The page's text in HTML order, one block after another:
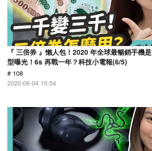
『 三倍券 』懶人包！2020 年全球最暢銷手機
型曝光！6s 再戰一年？科技小電報(6/5)
# 108
2020-06-04 15:54